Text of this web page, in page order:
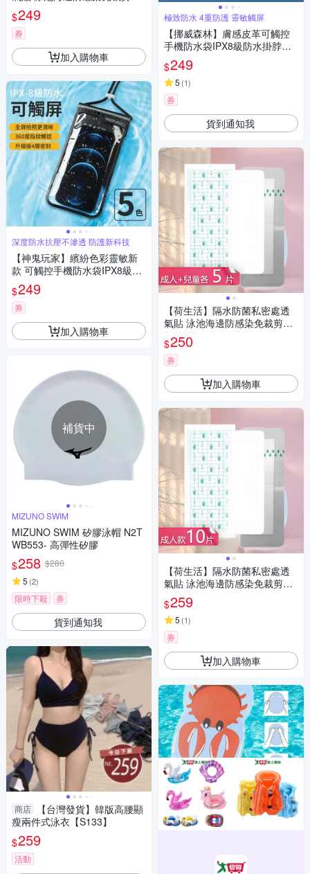
水貼-兒童款10片組
$249
券
加入購物車
深度防水抗壓不滲透 防護新科技
【神鬼玩家】繽紛色彩靈敏新
款 可觸控手機防水袋IPX8級防
水掛脖手機袋(游泳潛水防水手
機套7.5吋以下)
$249
券
加入購物車
補貨中
MIZUNO SWIM
MIZUNO SWIM 矽膠泳帽 N2T
WB553- 高彈性矽膠
$258 $280
5 (2)
限時下殺 券
貨到通知我
商店
【台灣發貨】韓版高腰顯
瘦兩件式泳衣【S133】
$259
活動
極致防水 4重防護 靈敏觸屏
【挪威森林】膚感皮革可觸控
手機防水袋IPX8級防水掛脖手
機袋(游泳潛水防水手機套7.2吋
以下)
$249
5 (1)
券
貨到通知我
【荷生活】隔水防菌私密處透
氣貼 泳池海邊防感染免裁剪防
水貼-成人兒童款各5片組
$250
券
加入購物車
【荷生活】隔水防菌私密處透
氣貼 泳池海邊防感染免裁剪防
水貼-成人款10片組
$259
5 (1)
券
加入購物車